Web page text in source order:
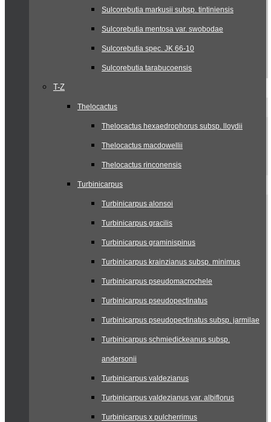
Sulcorebutia markusii subsp. tintiniensis
Sulcorebutia mentosa var. swobodae
Sulcorebutia spec. JK 66-10
Sulcorebutia tarabucoensis
T-Z
Thelocactus
Thelocactus hexaedrophorus subsp. lloydii
Thelocactus macdowellii
Thelocactus rinconensis
Turbinicarpus
Turbinicarpus alonsoi
Turbinicarpus gracilis
Turbinicarpus graminispinus
Turbinicarpus krainzianus subsp. minimus
Turbinicarpus pseudomacrochele
Turbinicarpus pseudopectinatus
Turbinicarpus pseudopectinatus subsp. jarmilae
Turbinicarpus schmiedickeanus subsp.
andersonii
Turbinicarpus valdezianus
Turbinicarpus valdezianus var. albiflorus
Turbinicarpus x pulcherrimus